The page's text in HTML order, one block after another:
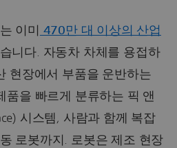
이미
470만 대 이상의 산업
니다. 자동차 차체를 용접하
현장에서 부품을 운반하는
품을 빠르게 분류하는 픽 앤
시스템, 사람과 함께 복잡
로봇까지. 로봇은 제조 현장